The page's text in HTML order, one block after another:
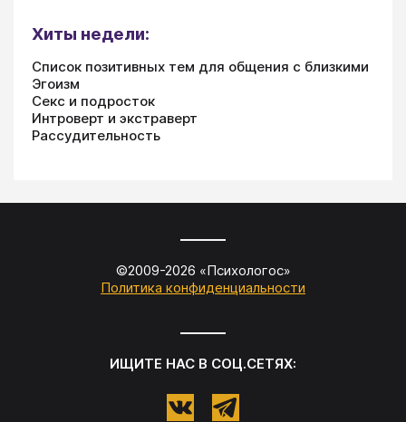
Хиты недели:
Список позитивных тем для общения с близкими
Эгоизм
Секс и подросток
Интроверт и экстраверт
Рассудительность
©2009-2026 «Психологос»
Политика конфиденциальности
ИЩИТЕ НАС В СОЦ.СЕТЯХ: